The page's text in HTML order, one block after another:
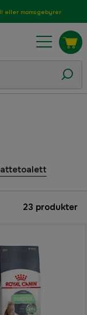
eller momsgebyrer
23 produkter